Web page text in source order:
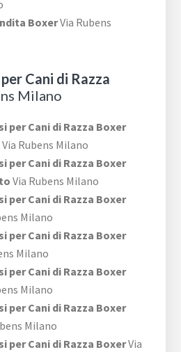
BoxerVia Rubens
Cani di Razza
Milano
per Cani di Razza Boxer
Via Rubens Milano
per Cani di Razza Boxer
Via Rubens Milano
per Cani di Razza Boxer
Milano
per Cani di Razza Boxer
Milano
per Cani di Razza Boxer
Milano
per Cani di Razza Boxer
Milano
per Cani di Razza BoxerVia